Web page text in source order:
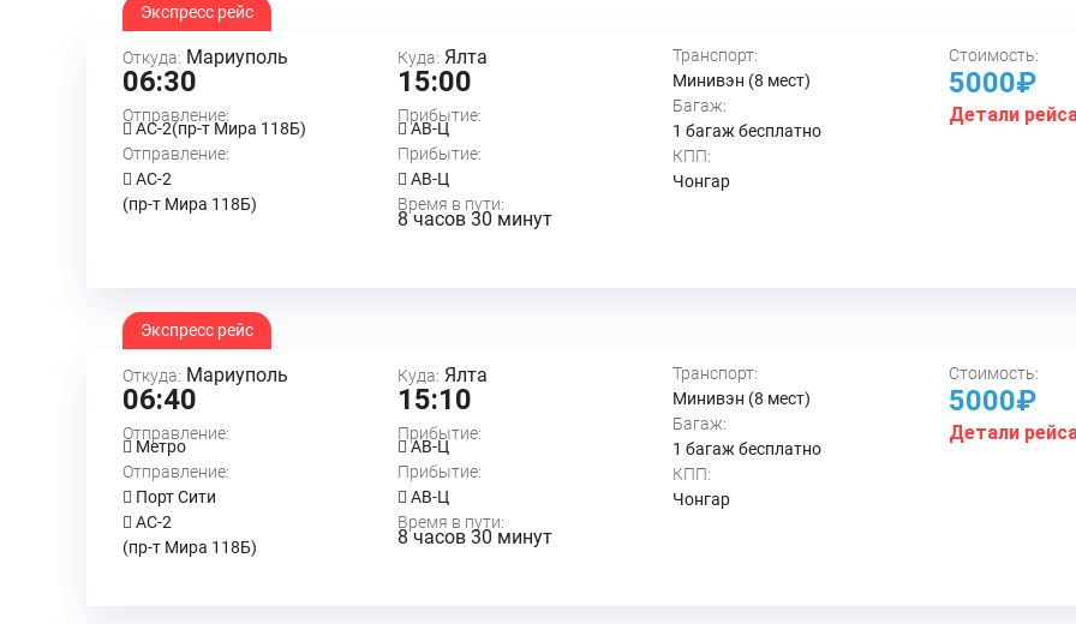
Экспресс рейс
Откуда: Мариуполь
06:30
Отправление:
АС-2(пр-т Мира 118Б)
Отправление:
АС-2
(пр-т Мира 118Б)
Куда: Ялта
15:00
Прибытие:
АВ-Ц
Прибытие:
АВ-Ц
Время в пути:
8 часов 30 минут
Транспорт:
Минивэн (8 мест)
Багаж:
1 багаж бесплатно
КПП:
Чонгар
Стоимость:
5000₽
Детали
Экспресс рейс
Откуда: Мариуполь
06:40
Отправление:
Метро
Отправление:
Порт Сити
АС-2
(пр-т Мира 118Б)
Куда: Ялта
15:10
Прибытие:
АВ-Ц
Прибытие:
АВ-Ц
Время в пути:
8 часов 30 минут
Транспорт:
Минивэн (8 мест)
Багаж:
1 багаж бесплатно
КПП:
Чонгар
Стоимость:
5000₽
Детали